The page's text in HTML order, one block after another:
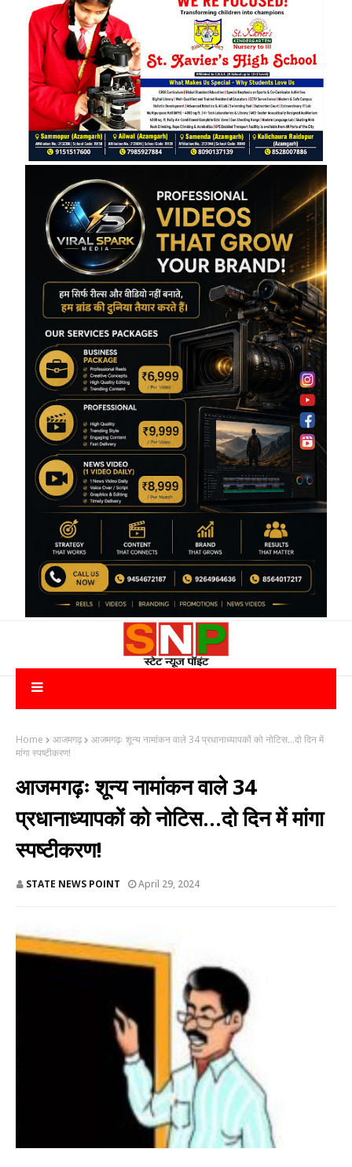
Home आजमगढ़
आजमगढ़ः शून्य नामांकन वाले 34 प्रधानाध्यापकों को नोटिस...दो दिन में
मांगा स्पष्टीकरण!
आजमगढ़ः शून्य नामांकन वाले 34
प्रधानाध्यापकों को नोटिस...दो दिन में मांगा
स्पष्टीकरण!
STATE NEWS POINT April 29, 2024